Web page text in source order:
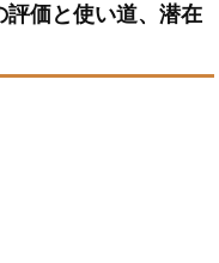
価と使い道、潜在